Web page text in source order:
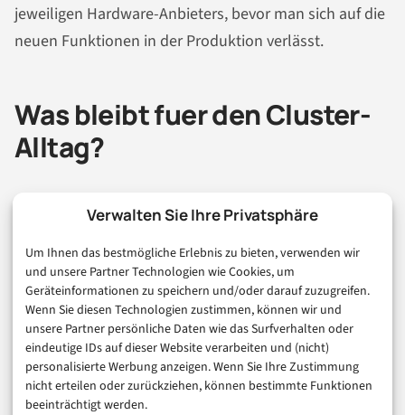
Verwalten Sie Ihre Privatsphäre
Um Ihnen das bestmögliche Erlebnis zu bieten, verwenden wir
und unsere Partner Technologien wie Cookies, um
Geräteinformationen zu speichern und/oder darauf zuzugreifen.
Wenn Sie diesen Technologien zustimmen, können wir und
unsere Partner persönliche Daten wie das Surfverhalten oder
eindeutige IDs auf dieser Website verarbeiten und (nicht)
personalisierte Werbung anzeigen. Wenn Sie Ihre Zustimmung
nicht erteilen oder zurückziehen, können bestimmte Funktionen
beeinträchtigt werden.
jeweiligen Hardware-Anbieters, bevor man sich auf die
neuen Funktionen in der Produktion verlässt.
Was bleibt fuer den Cluster-
Alltag?
Kubernetes 1.36 ist kein Release, der den Alltag von
Taints und Tolerations funktionieren wie gewohnt,
kubectl-Befehle bleiben gleich, und die grundsätzliche
Scheduling-Logik ist stabil. Was sich ändert, ist die
Feinheit der Kontrolle: Hardware wird zum
eigenständigen Objekt im Scheduling-Prozess, nicht
mehr nur eine Eigenschaft des Nodes.